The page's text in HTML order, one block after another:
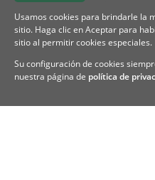
Usamos cookies para brindarle la
sitio. Haga clic en Aceptar para
sitio al permitir cookies especiales.
Su configuración de cookies
nuestra página de política de